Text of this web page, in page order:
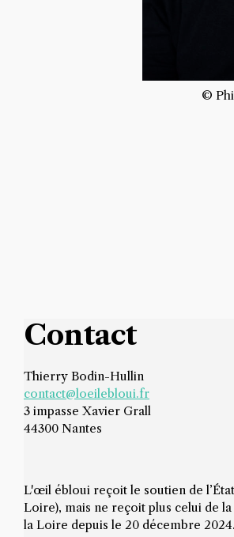
©
Contact
Thierry Bodin-Hullin
contact@loeilebloui.fr
3 impasse Xavier Grall
44300 Nantes
L'œil ébloui reçoit le soutien de
Loire), mais ne reçoit plus celui de la
la Loire depuis le 20 décembre 2024.